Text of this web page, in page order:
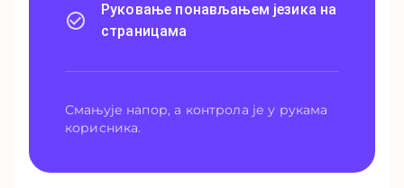
Руковање понављањем језика на
страницама
Смањује напор, а контрола је у рукама
корисника.